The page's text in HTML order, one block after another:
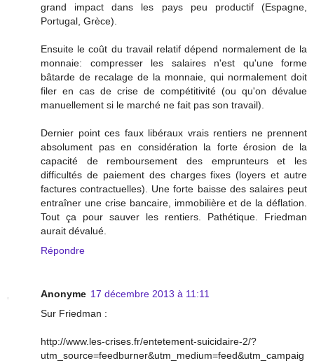
grand impact dans les pays peu productif (Espagne,
Portugal, Grèce).
Ensuite le coût du travail relatif dépend normalement de la
monnaie: compresser les salaires n'est qu'une forme
bâtarde de recalage de la monnaie, qui normalement doit
filer en cas de crise de compétitivité (ou qu'on dévalue
manuellement si le marché ne fait pas son travail).
Dernier point ces faux libéraux vrais rentiers ne prennent
absolument pas en considération la forte érosion de la
capacité de remboursement des emprunteurs et les
difficultés de paiement des charges fixes (loyers et autre
factures contractuelles). Une forte baisse des salaires peut
entraîner une crise bancaire, immobilière et de la déflation.
Tout ça pour sauver les rentiers. Pathétique. Friedman
aurait dévalué.
Répondre
Anonyme 17 décembre 2013 à 11:11
Sur Friedman :
http://www.les-crises.fr/entetement-suicidaire-2/?
utm_source=feedburner&utm_medium=feed&utm_campaig